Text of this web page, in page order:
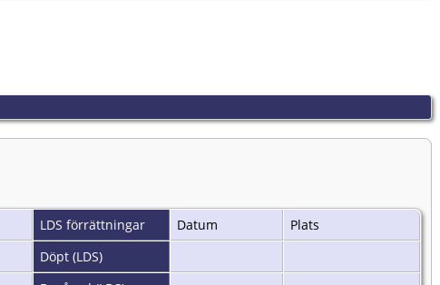
LDS förrättningar Datum
Plats
Döpt (LDS)